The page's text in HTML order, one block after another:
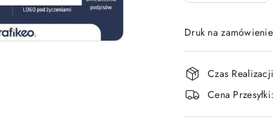
Druk na zamówienie
Dostępność
i
dostawa
Czas
Cena Przesyłki: